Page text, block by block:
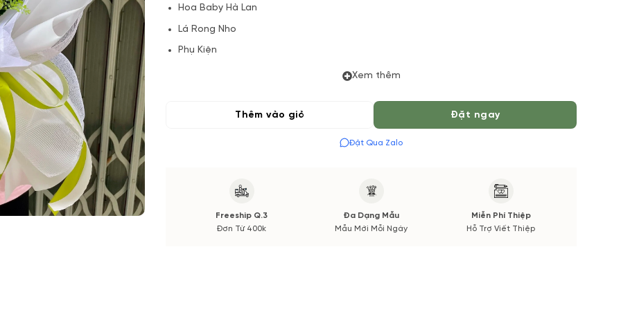
Hoa Baby Hà Lan
Lá Rong Nho
Phụ Kiện
(*) Đơn hàng cần đặt trước 04 Tiếng để chuẩn bị Hoa Tươi theo màu tốt nhất cho bạn,
màu sắc. Nếu có thay đổi về Hoa phụ sẽ được thông báo đến Quý khách hàng xác nhận
Xem thêm
Thêm vào giỏ Đặt ngay
Đặt Qua Zalo
Freeship Q.3
Đơn Từ 400k
Đa Dạng Mẫu
Mẫu Mới Mỗi Ngày
Miễn Phí Thiệp
Hỗ Trợ Viết Thiệp